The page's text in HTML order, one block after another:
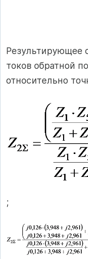
Результирующее
токов обратной
относительно
;